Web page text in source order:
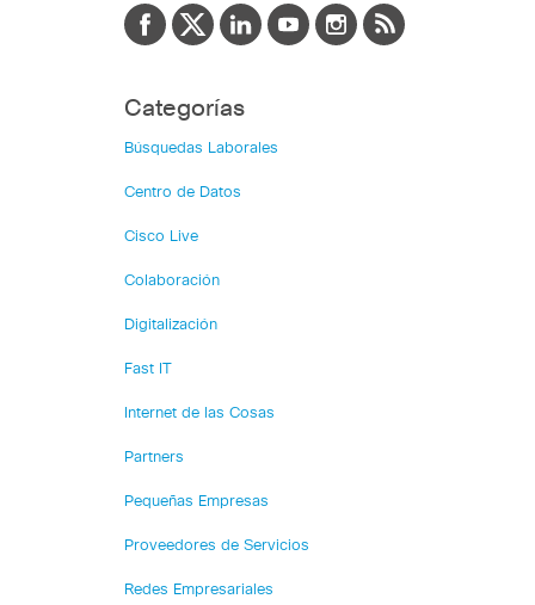
Categorías
Búsquedas Laborales
Centro de Datos
Cisco Live
Colaboración
Digitalización
Fast IT
Internet de las Cosas
Partners
Pequeñas Empresas
Proveedores de Servicios
Redes Empresariales